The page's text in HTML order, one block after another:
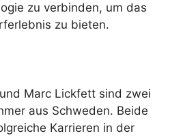
zu verbinden, um das
zu bieten.
Marc Lickfett sind zwei
aus Schweden. Beide
Karrieren in der